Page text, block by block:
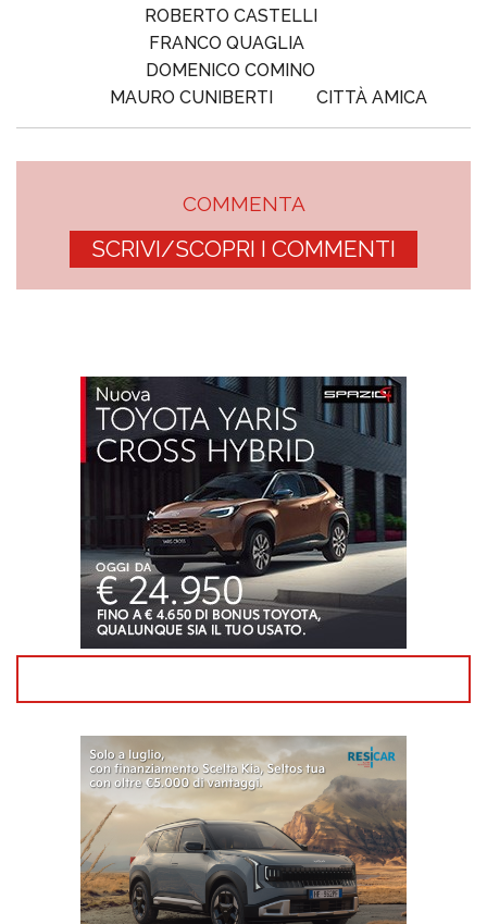
ROBERTO CASTELLI
FRANCO QUAGLIA
DOMENICO COMINO
MAURO CUNIBERTI
CITTÀ AMICA
COMMENTA
SCRIVI/SCOPRI I COMMENTI